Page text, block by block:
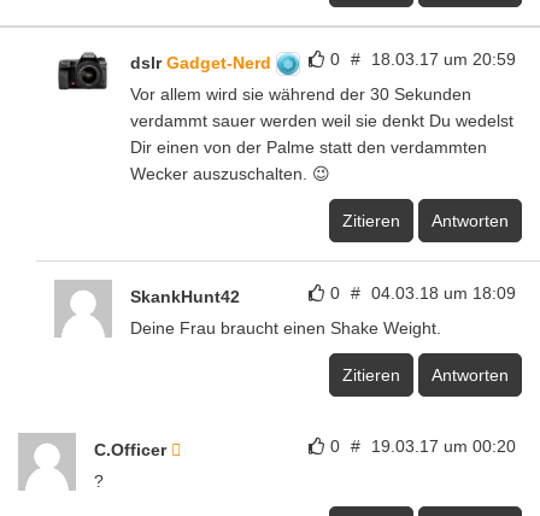
0 # 18.03.17 um 20:59
dslrGadget-Nerd
Vor allem wird sie während der 30 Sekunden
verdammt sauer werden weil sie denkt Du wedelst
Dir einen von der Palme statt den verdammten
Wecker auszuschalten. 😉
Zitieren Antworten
0 # 04.03.18 um 18:09
SkankHunt42
Deine Frau braucht einen Shake Weight.
Zitieren Antworten
0 # 19.03.17 um 00:20
C.Officer
?